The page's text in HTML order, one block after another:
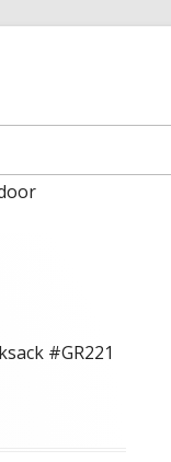
DEN GR221
#GR221